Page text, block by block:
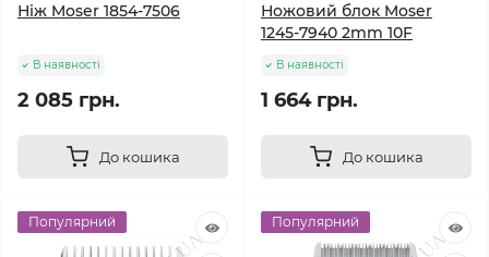
Ніж Moser 1854-7506
В наявності
2 085 грн.
До кошика
Ножовий блок Moser
1245-7940 2mm 10F
В наявності
1 664 грн.
До кошика
Популярний Популярний